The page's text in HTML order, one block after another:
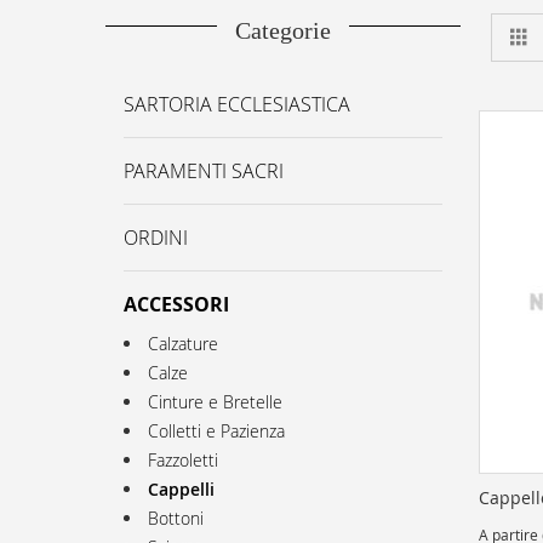
A partire
Categorie
SARTORIA ECCLESIASTICA
PARAMENTI SACRI
ORDINI
ACCESSORI
Calzature
Calze
Cinture e Bretelle
Colletti e Pazienza
Fazzoletti
Cappelli
Bottoni